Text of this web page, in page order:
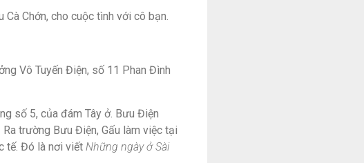
Cà Chớn, cho cuộc tình với cô bạn.
Vô Tuyến Điện, số 11 Phan Đình
số 5, của đám Tây ở. Bưu Điện
trường Bưu Điện, Gấu làm việc tại
tế. Đó là nơi viết Những ngày ở Sài